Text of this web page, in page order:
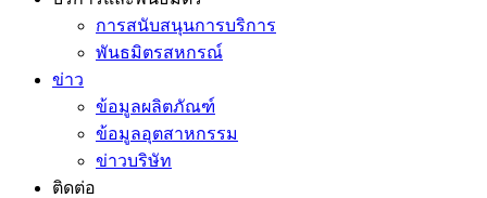
การสนับสนุนการบริการ
พันธมิตรสหกรณ์
ข่าว
ข้อมูลผลิตภัณฑ์
ข้อมูลอุตสาหกรรม
ข่าวบริษัท
ติดต่อ